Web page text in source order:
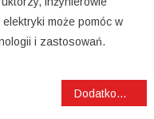
może pomóc w
i zastosowań.
Dodatkowy angielski po szkole online! Jak bardzo rozwija umiejętności językowe dziecka?